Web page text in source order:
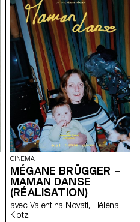
CINEMA
MÉGANE BRÜGGER –
MAMAN DANSE
(RÉALISATION)
avec Valentina Novati, Héléna
Klotz